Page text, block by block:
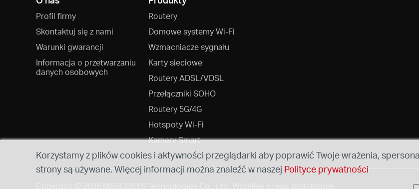
Profil firmy
Skontaktuj się z nami
Warunki gwarancji
Informacja o przetwarzaniu
danych osobowych
Routery
Domowe systemy Wi-Fi
Wzmacniacze sygnału
Karty sieciowe
Routery ADSL/VDSL
Przełączniki SOHO
Routery 5G/4G
Hotspoty Wi‑Fi
Kamery Smart
Korzystamy z plików cookies i aktywności przeglądarki aby poprawić Twoje wrażenia,
strony są używane. Więcej informacji można znaleźć w naszej Polityce prywatności